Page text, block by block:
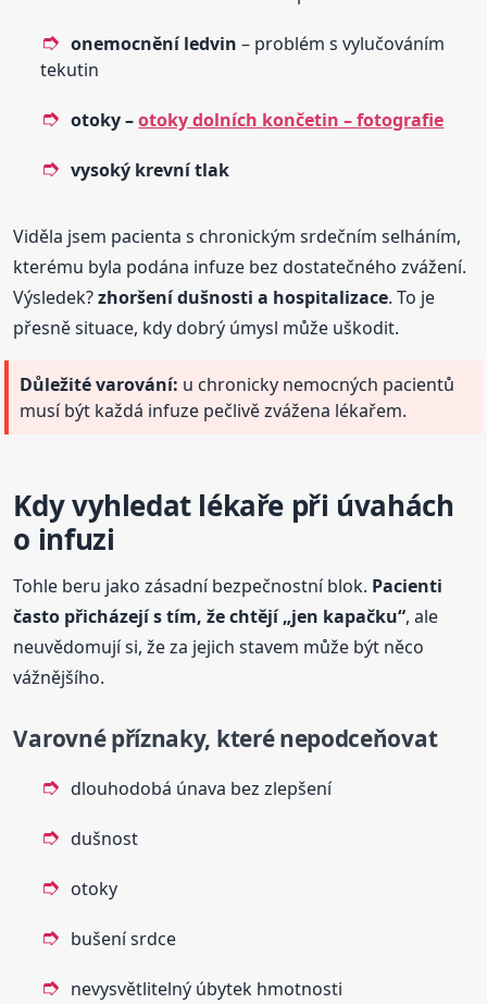
onemocnění ledvin – problém s vylučováním
tekutin
otoky –otoky dolních končetin – fotografie
vysoký krevní tlak
Viděla jsem pacienta s chronickým srdečním selháním,
kterému byla podána infuze bez dostatečného zvážení.
Výsledek?zhoršení dušnosti a hospitalizace. To je
přesně situace, kdy dobrý úmysl může uškodit.
Důležité varování: u chronicky nemocných pacientů
musí být každá infuze pečlivě zvážena lékařem.
Kdy vyhledat lékaře při úvahách
o infuzi
Tohle beru jako zásadní bezpečnostní blok. Pacienti
často přicházejí s tím, že chtějí „jen kapačku“, ale
neuvědomují si, že za jejich stavem může být něco
vážnějšího.
Varovné příznaky, které nepodceňovat
dlouhodobá únava bez zlepšení
dušnost
otoky
bušení srdce
nevysvětlitelný úbytek hmotnosti